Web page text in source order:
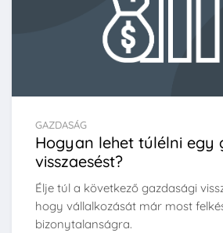
GAZDASÁG
Hogyan lehet túlélni egy
visszaesést?
Élje túl a következő gazdasági
hogy vállalkozását már most
bizonytalanságra.